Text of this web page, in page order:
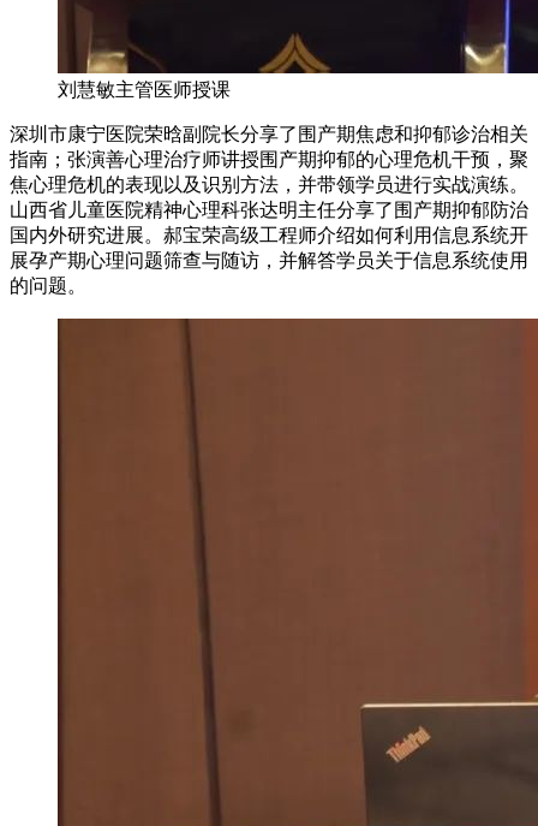
刘慧敏主管医师授课
深圳市康宁医院荣晗副院长分享了围产期焦虑和抑郁诊治相关
指南；张演善心理治疗师讲授围产期抑郁的心理危机干预，聚
焦心理危机的表现以及识别方法，并带领学员进行实战演练。
山西省儿童医院精神心理科张达明主任分享了围产期抑郁防治
国内外研究进展。郝宝荣高级工程师介绍如何利用信息系统开
展孕产期心理问题筛查与随访，并解答学员关于信息系统使用
的问题。